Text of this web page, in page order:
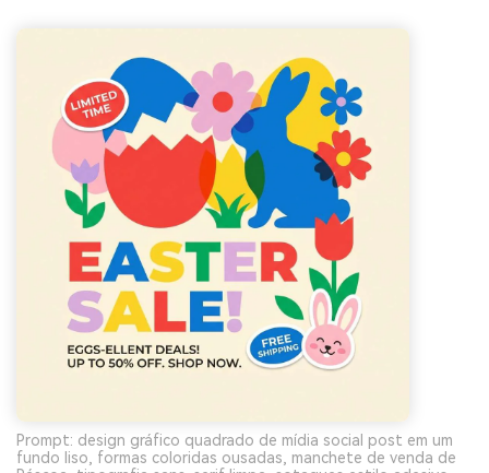
Prompt: design gráfico quadrado de mídia social post em um
fundo liso, formas coloridas ousadas, manchete de venda de